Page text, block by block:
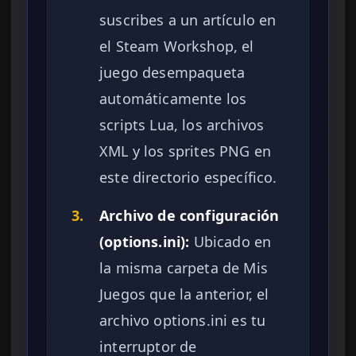
suscribes a un artículo en
el Steam Workshop, el
juego desempaqueta
automáticamente los
scripts Lua, los archivos
XML y los sprites PNG en
este directorio específico.
3.
Archivo de configuración
(options.ini): Ubicado en
la misma carpeta de Mis
Juegos que la anterior, el
archivo options.ini es tu
interruptor de